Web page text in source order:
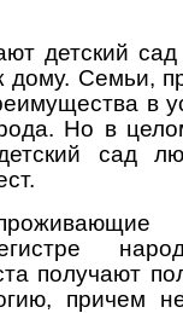
детский
дому. Семьи,
в
Но в
сад
получают
причем